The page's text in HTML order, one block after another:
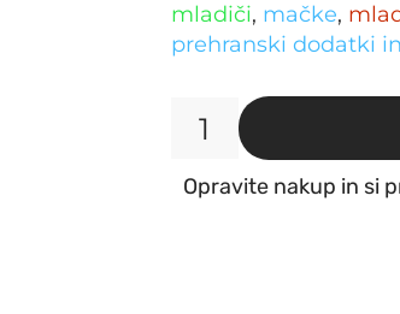
mladiči, mačke,
prehranski dodatki
Opravite nakup in si